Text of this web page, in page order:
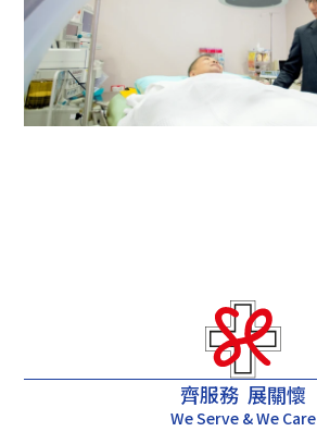
齊服務 展關懷
We Serve & We Care